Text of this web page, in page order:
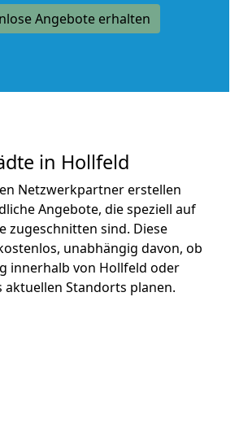
Angebote erhalten
in Hollfeld
Netzwerkpartner erstellen
Angebote, die speziell auf
zugeschnitten sind. Diese
unabhängig davon, ob
innerhalb von Hollfeld oder
Standorts planen.